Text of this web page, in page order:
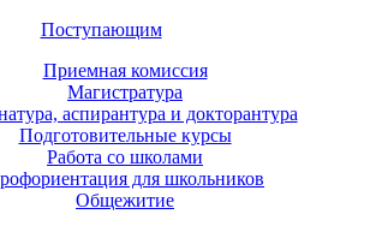
Поступающим
Приемная комиссия
Магистратура
аспирантура и докторантура
Подготовительные курсы
Работа со школами
для школьников
Общежитие